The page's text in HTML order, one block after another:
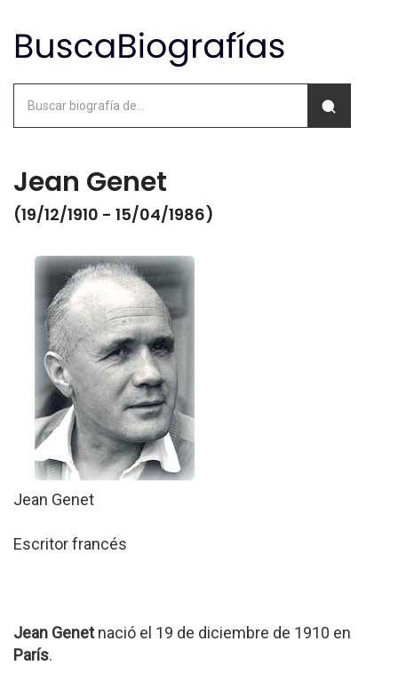
Jean Genet
(19/12/1910 - 15/04/1986)
Jean Genet
Escritor francés
Jean Genetnació el 19 de diciembre de 1910 en
París.